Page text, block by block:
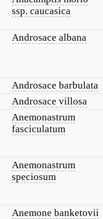
ssp. caucasica
Androsace albana
Androsace barbulata
Androsace villosa
Anemonastrum
fasciculatum
Anemonastrum
speciosum
Anemone banketovii